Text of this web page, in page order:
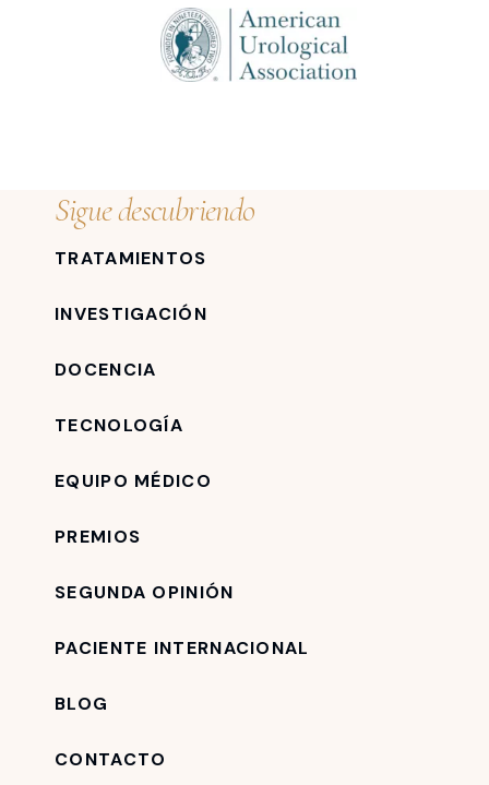
Sigue descubriendo
TRATAMIENTOS
INVESTIGACIÓN
DOCENCIA
TECNOLOGÍA
EQUIPO MÉDICO
PREMIOS
SEGUNDA OPINIÓN
PACIENTE INTERNACIONAL
BLOG
CONTACTO